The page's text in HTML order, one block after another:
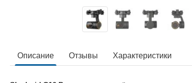
Описание Отзывы Характеристики